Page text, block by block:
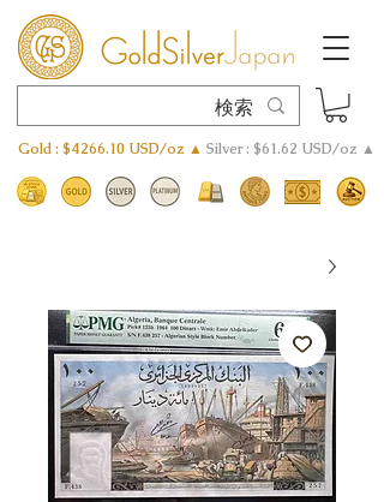
Gold : $4266.10 USD/oz ▲ Silver : $61.62 USD/oz ▲